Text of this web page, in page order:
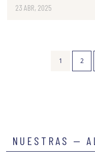
23 ABR, 2025
1 2
NUESTRAS —